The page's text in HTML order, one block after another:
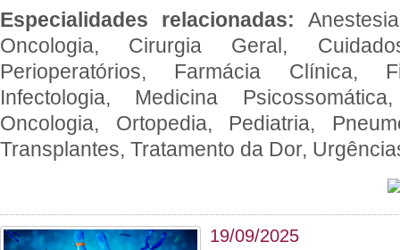
Especialidades relacionadas:
Oncologia, Cirurgia Geral,
Perioperatórios, Farmácia Clínica,
Infectologia, Medicina
Oncologia, Ortopedia, Pediatria,
Transplantes, Tratamento da Dor,
19/09/2025